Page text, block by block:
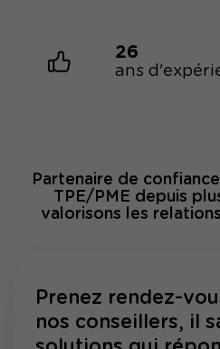
26
ans
Partenaire de
TPE/PME depuis
valorisons les
Prenez rendez-
nos conseillers, il